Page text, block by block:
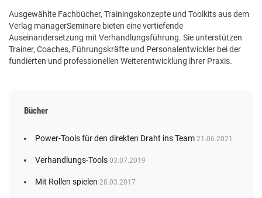
Ausgewählte Fachbücher, Trainingskonzepte und Toolkits aus dem
Verlag managerSeminare bieten eine vertiefende
Auseinandersetzung mit Verhandlungsführung. Sie unterstützen
Trainer, Coaches, Führungskräfte und Personalentwickler bei der
fundierten und professionellen Weiterentwicklung ihrer Praxis.
Bücher
Power-Tools für den direkten Draht ins Team 21.06.2021
Verhandlungs-Tools 03.07.2019
Mit Rollen spielen 28.03.2017